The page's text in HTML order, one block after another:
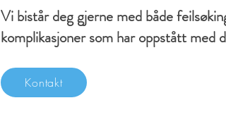
Vi bistår deg gjerne med både
komplikasjoner som har oppstått med
Kontakt